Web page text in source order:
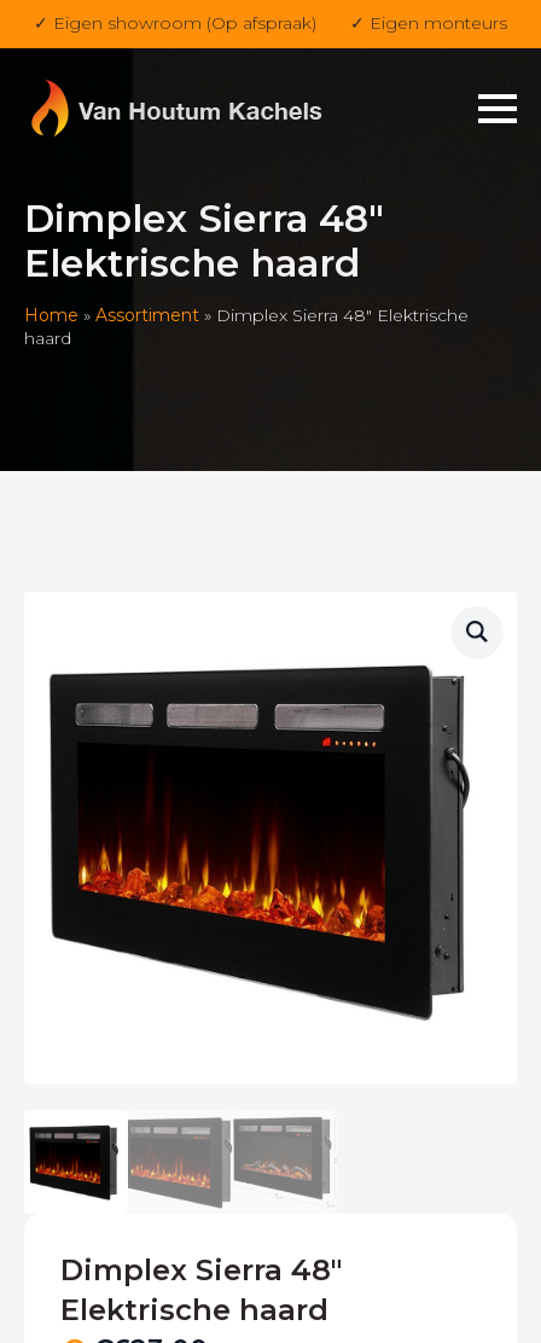
✓ Eigen showroom (Op afspraak) ✓ Eigen monteurs
Dimplex Sierra 48″
Elektrische haard
Home » Assortiment » Dimplex Sierra 48″ Elektrische
haard
Dimplex Sierra 48″
Elektrische haard